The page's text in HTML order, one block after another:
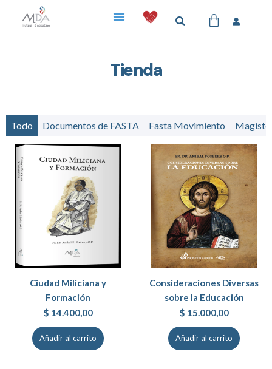
Tienda
Documentos de FASTA Fasta Movimiento
Todo
Ciudad Miliciana y
Formación
$ 14.400,00
Añadir al carrito
Consideraciones Diversas
sobre la Educación
$ 15.000,00
Añadir al carrito